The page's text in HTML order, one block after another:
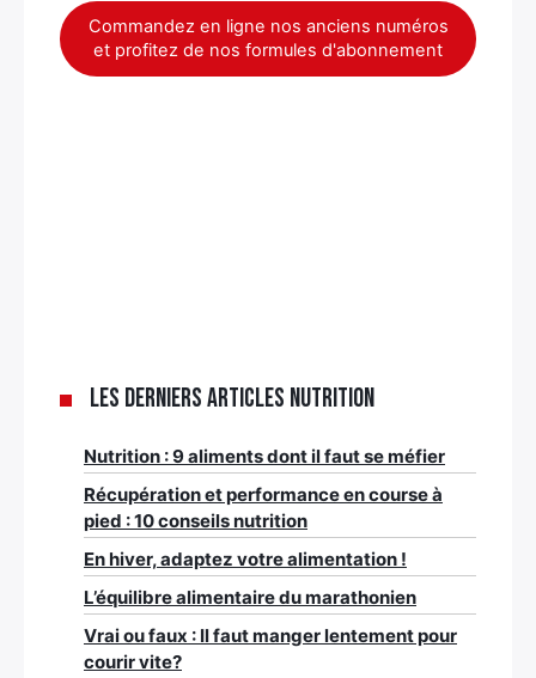
Commandez en ligne nos anciens numéros
et profitez de nos formules d'abonnement
Les derniers articles nutrition
Nutrition : 9 aliments dont il faut se méfier
Récupération et performance en course à
pied : 10 conseils nutrition
En hiver, adaptez votre alimentation !
L’équilibre alimentaire du marathonien
Vrai ou faux : Il faut manger lentement pour
courir vite?